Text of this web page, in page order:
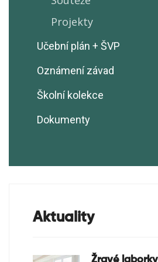
Projekty
Učební plán + ŠVP
Oznámení závad
Školní kolekce
Dokumenty
Aktuality
Žravé laborky